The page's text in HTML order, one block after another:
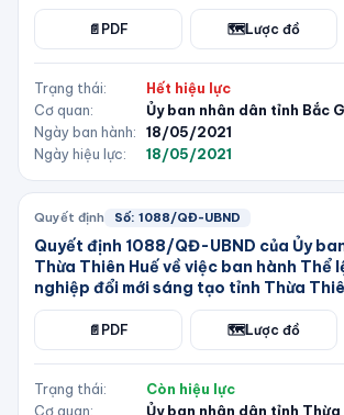
📄 PDF 🗺️Lược đồ
Trạng thái:
Hết hiệu lực
Cơ quan:
Ủy ban nhân dân tỉnh Bắc
Ngày ban hành:
18/05/2021
Ngày hiệu lực:
18/05/2021
Quyết định Số: 1088/QĐ-UBND
Quyết định 1088/QĐ-UBND của Ủy
Thừa Thiên Huế về việc ban hành Thể
nghiệp đổi mới sáng tạo tỉnh Thừa
📄 PDF 🗺️Lược đồ
Trạng thái:
Còn hiệu lực
Cơ quan:
Ủy ban nhân dân tỉnh